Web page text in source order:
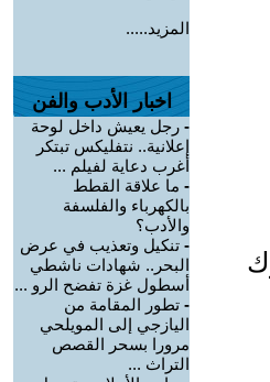
المزيد.....
اخبار الأدب والفن
- رجل يعيش داخل لوحة
إعلانية.. نتفليكس تبتكر
أغرب دعاية لفيلم ...
- ما علاقة القطط
بالكهرباء والفلسفة
والأدب؟
- تنكيل وتعذيب في عرض
البحر.. شهادات ناشطي
أسطول غزة تفضح الرو ...
- تطور المقامة من
اليازجي إلى المويلحي
مرورا بسحر القصص
التراث ...